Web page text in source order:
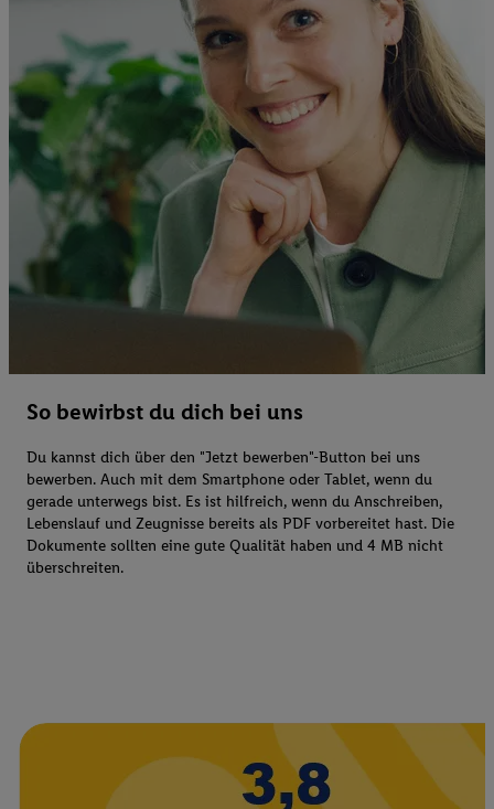
So bewirbst du dich bei uns
Du kannst dich über den "Jetzt bewerben"-Button bei uns
bewerben. Auch mit dem Smartphone oder Tablet, wenn du
gerade unterwegs bist. Es ist hilfreich, wenn du Anschreiben,
Lebenslauf und Zeugnisse bereits als PDF vorbereitet hast. Die
Dokumente sollten eine gute Qualität haben und 4 MB nicht
überschreiten.